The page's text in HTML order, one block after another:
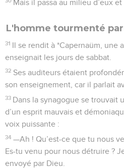
Mais il passa au milieu d’eux et
L'homme tourmenté
31 Il se rendit à *Capernaüm, une
enseignait les jours de sabbat.
32 Ses auditeurs étaient
son enseignement, car il parlait
33 Dans la synagogue se trouvait
d’un esprit mauvais et
voix puissante :
34 —Ah ! Qu’est-ce que tu nous
Es-tu venu pour nous détruire ?
envoyé par Dieu.